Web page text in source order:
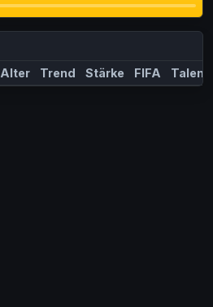
Alter Trend Stärke FIFA Talent